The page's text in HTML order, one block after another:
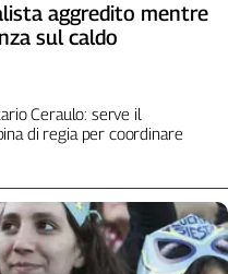
aggredito mentre
sul caldo
Ceraulo: serve il
di regia per coordinare